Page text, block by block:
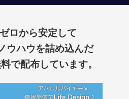
ロから安定して
ウハウを詰め込んだ
で配布しています。